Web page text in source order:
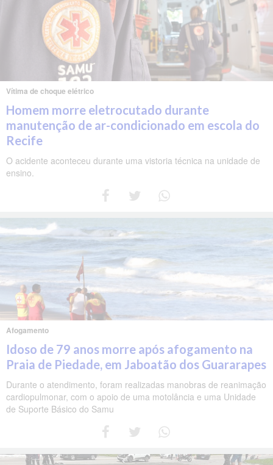
Vítima de choque elétrico
Homem morre eletrocutado durante
manutenção de ar-condicionado em escola do
Recife
O acidente aconteceu durante uma vistoria técnica na unidade de
ensino.
Afogamento
Idoso de 79 anos morre após afogamento na
Praia de Piedade, em Jaboatão dos Guararapes
Durante o atendimento, foram realizadas manobras de reanimação
cardiopulmonar, com o apoio de uma motolância e uma Unidade
de Suporte Básico do Samu